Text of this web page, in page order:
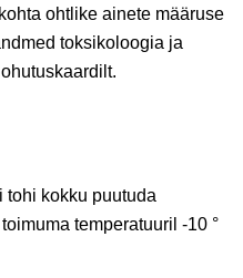
ohtlike ainete määruse
toksikoloogia ja
tohi kokku puutuda
temperatuuril -10 °